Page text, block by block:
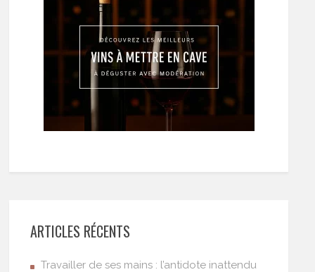
ARTICLES RÉCENTS
Travailler de ses mains : l’antidote inattendu